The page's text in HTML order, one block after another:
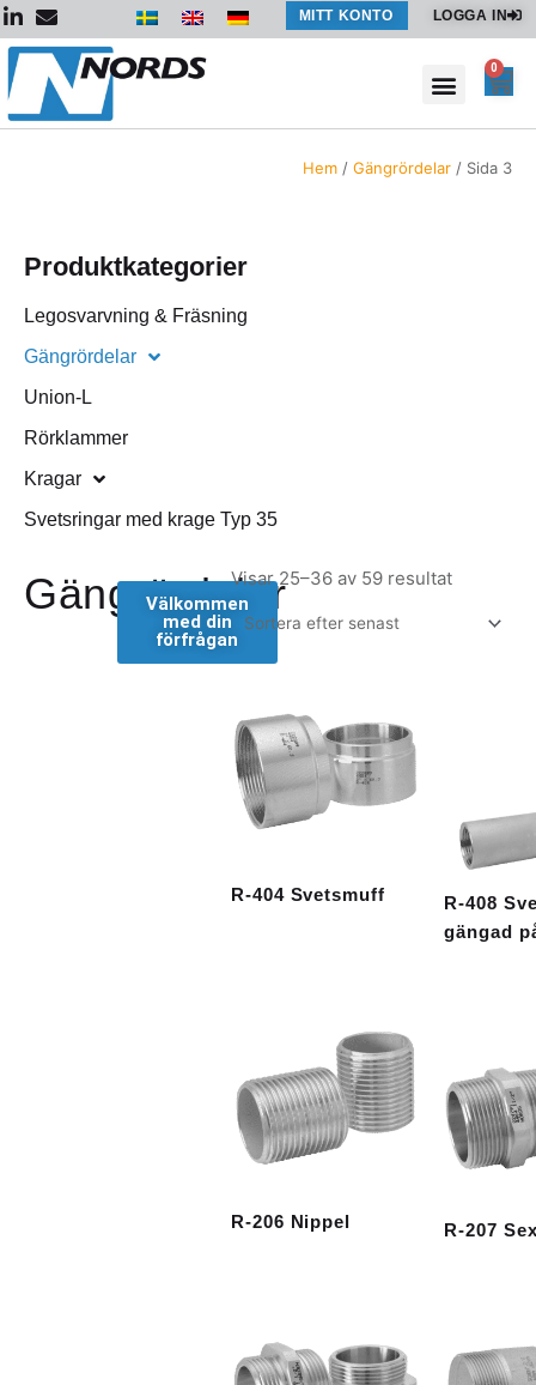
Hoppa
till
innehåll
MITT KONTO LOGGA IN
0
Hem / Gängrördelar / Sida 3
Produktkategorier
Legosvarvning & Fräsning
Gängrördelar
Union-L
Rörklammer
Kragar
Svetsringar med krage Typ 35
Gängrördelar
Välkommen
med din
förfrågan
Visar 25–36 av 59 resultatSortera
senaste
R-404 Svetsmuff
R-408
gängad
R-206 Nippel R-207